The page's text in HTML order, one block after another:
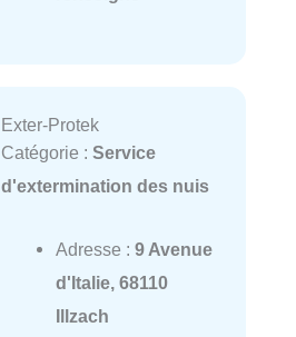
Exter-Protek
Catégorie : Service
d'extermination des nuis
Adresse : 9 Avenue
d'Italie, 68110
Illzach